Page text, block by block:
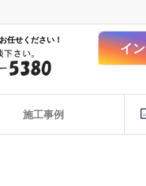
任せください！
イ
施工事例